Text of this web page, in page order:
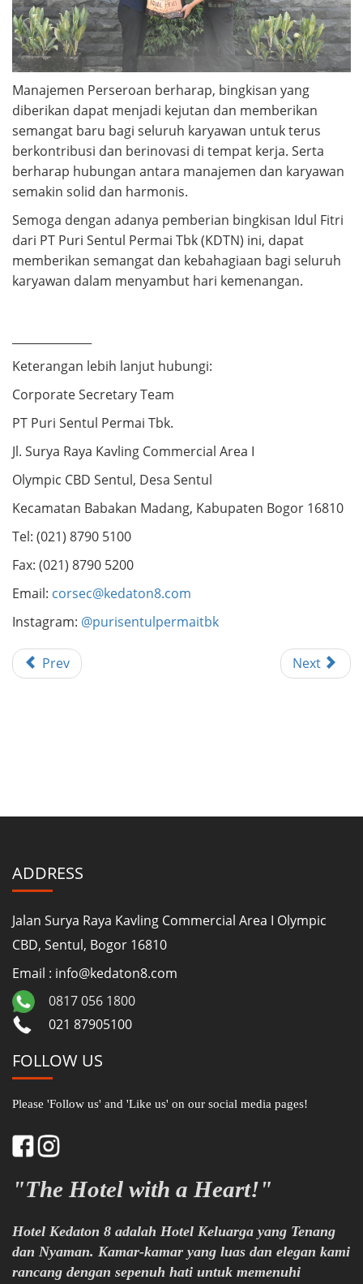
Manajemen Perseroan berharap, bingkisan yang
diberikan dapat menjadi kejutan dan memberikan
semangat baru bagi seluruh karyawan untuk terus
berkontribusi dan berinovasi di tempat kerja. Serta
berharap hubungan antara manajemen dan karyawan
semakin solid dan harmonis.
Semoga dengan adanya pemberian bingkisan Idul Fitri
dari PT Puri Sentul Permai Tbk (KDTN) ini, dapat
memberikan semangat dan kebahagiaan bagi seluruh
karyawan dalam menyambut hari kemenangan.
Keterangan lebih lanjut hubungi:
Corporate Secretary Team
PT Puri Sentul Permai Tbk.
Jl. Surya Raya Kavling Commercial Area I
Olympic CBD Sentul, Desa Sentul
Kecamatan Babakan Madang, Kabupaten Bogor 16810
Tel: (021) 8790 5100
Fax: (021) 8790 5200
Email: corsec@kedaton8.com
Instagram: @purisentulpermaitbk
Prev Next
ADDRESS
Jalan Surya Raya Kavling Commercial Area I Olympic
CBD, Sentul, Bogor 16810
Email : info@kedaton8.com
0817 056 1800
021 87905100
FOLLOW US
Please 'Follow us' and 'Like us' on our social media pages!
"The Hotel with a Heart!"
Hotel Kedaton 8 adalah Hotel Keluarga yang Tenang
dan Nyaman. Kamar-kamar yang luas dan elegan kami
rancang dengan sepenuh hati untuk memenuhi